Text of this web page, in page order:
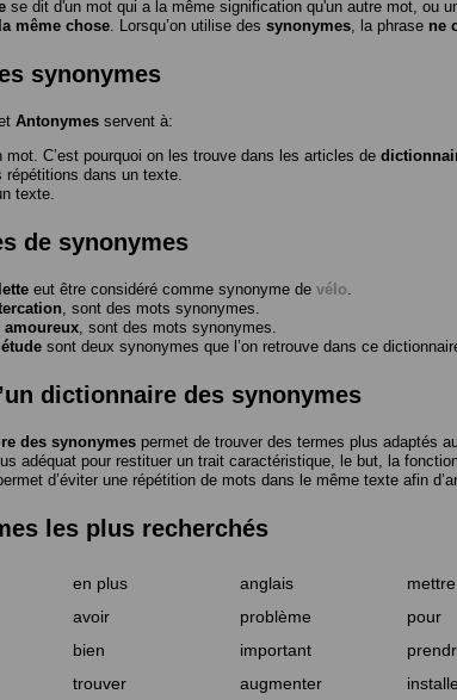
se dit d'un mot qui a la même signification qu'un autre mot, ou
même chose . Lorsqu’on utilise des synonymes , la phrase ne
synonymes
Antonymes servent à:
mot. C’est pourquoi on les trouve dans les articles de
répétitions dans un texte.
texte.
de synonymes
eut être considéré comme synonyme de vélo
, sont des mots synonymes.
amoureux , sont des mots synonymes.
sont deux synonymes que l’on retrouve dans ce
dictionnaire des synonymes
des synonymes permet de trouver des termes plus adaptés
adéquat pour restituer un trait caractéristique, le but, la
d’éviter une répétition de mots dans le même texte afin
les plus recherchés
en plus anglais mettre
avoir problème pour
bien important
trouver augmenter